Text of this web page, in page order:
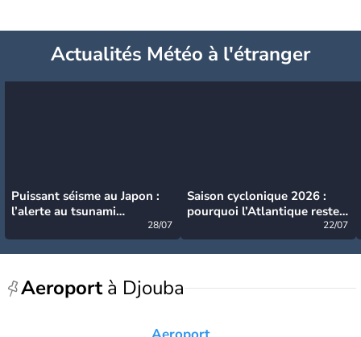
Actualités Météo à l'étranger
Puissant séisme au Japon :
l’alerte au tsunami
28/07
Saison cyclonique 2026 :
pourquoi l’Atlantique reste
22/07
Aeroportà Djouba